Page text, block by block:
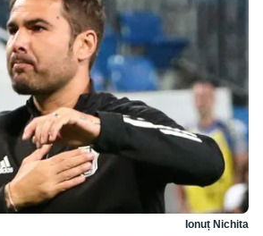
Ionuț Nichita